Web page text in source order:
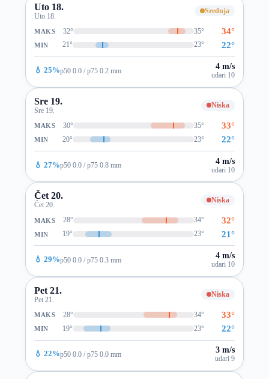
Uto 18.
Uto 18.
Srednja
MAKS 32° 35° 34°
MIN 21° 23° 22°
💧 25%p50 0.0 / p75 0.2 mm 4 m/s
udari 10
Sre 19.
Sre 19.
Niska
MAKS 30° 35° 33°
MIN 20° 23° 22°
💧 27%p50 0.0 / p75 0.8 mm 4 m/s
udari 10
Čet 20.
Čet 20.
Niska
MAKS 28° 34° 32°
MIN 19° 23° 21°
💧 29%p50 0.0 / p75 0.3 mm 4 m/s
udari 10
Pet 21.
Pet 21.
Niska
MAKS 28° 34° 33°
MIN 19° 23° 22°
💧 22%p50 0.0 / p75 0.0 mm 3 m/s
udari 9